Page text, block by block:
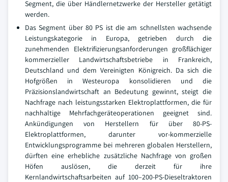
Segment, die über Händlernetzwerke der Hersteller getätigt
werden.
Das Segment über 80 PS ist die am schnellsten wachsende
Leistungskategorie in Europa, getrieben durch die
zunehmenden Elektrifizierungsanforderungen großflächiger
kommerzieller Landwirtschaftsbetriebe in Frankreich,
Deutschland und dem Vereinigten Königreich. Da sich die
Hofgrößen in Westeuropa konsolidieren und die
Präzisionslandwirtschaft an Bedeutung gewinnt, steigt die
Nachfrage nach leistungsstarken Elektroplattformen, die für
nachhaltige Mehrfachgeräteoperationen geeignet sind.
Ankündigungen von Herstellern für über 80-PS-
Elektroplattformen, darunter vor-kommerzielle
Entwicklungsprogramme bei mehreren globalen Herstellern,
dürften eine erhebliche zusätzliche Nachfrage von großen
Höfen auslösen, die derzeit für ihre
Kernlandwirtschaftsarbeiten auf 100–200-PS-Dieseltraktoren